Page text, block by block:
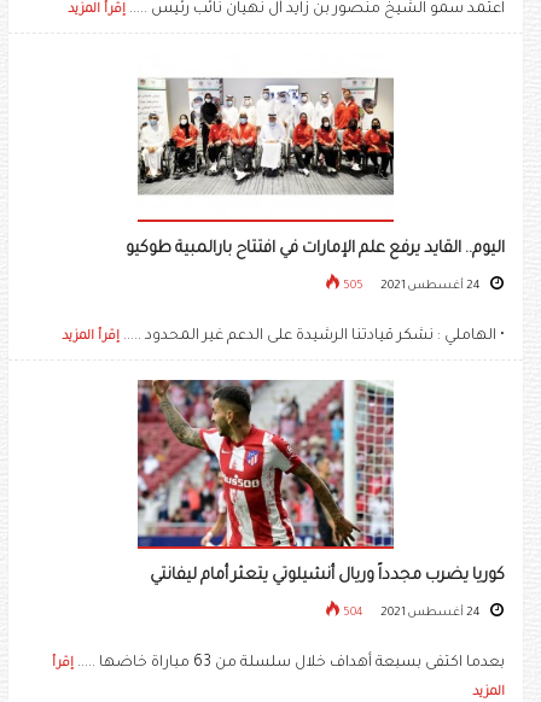
اعتمد سمو الشيخ منصور بن زايد آل نهيان نائب رئيس ..... إقرأ المزيد
اليوم.. القايد يرفع علم الإمارات في افتتاح بارالمبية طوكيو
505
• الهاملي : نشكر قيادتنا الرشيدة على الدعم غير المحدود ..... إقرأ المزيد
كوريا يضرب مجدداً وريال أنشيلوتي يتعثر أمام ليفانتي
504
بعدما اكتفى بسبعة أهداف خلال سلسلة من 63 مباراة خاضها .....
إقرأ
المزيد